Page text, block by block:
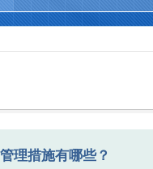
理措施有哪些？